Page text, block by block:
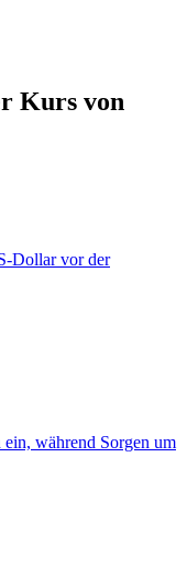
Kurs von
Dollar vor der
während Sorgen um